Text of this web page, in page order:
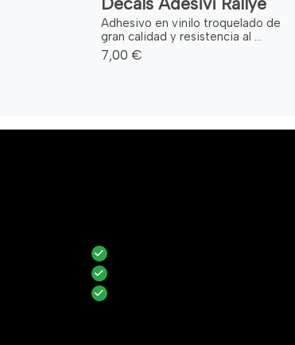
Adhesivo en vinilo troquelado de
gran calidad y resistencia al ...
7,00 €